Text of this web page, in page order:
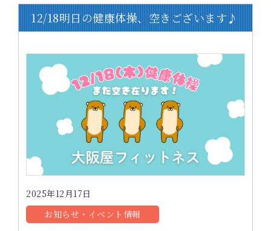
12/18明日の健康体操、空きございます♪
2025年12月17日
お知らせ・イベント情報